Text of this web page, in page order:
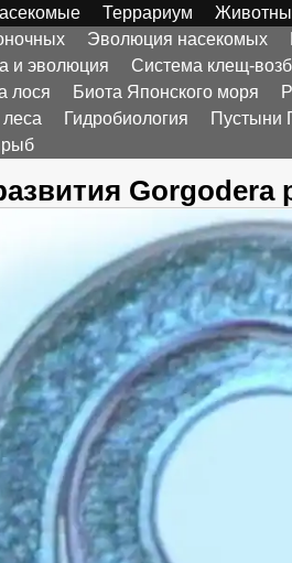
Террариум
Эволюция насекомых
и эволюция Система клещ-
лося Биота Японского моря
Гидробиология Пустыни
рыб
Gorgodera